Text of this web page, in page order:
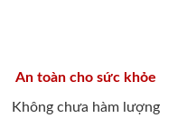
An toàn cho sức khỏe
Không chưa hàm lượng